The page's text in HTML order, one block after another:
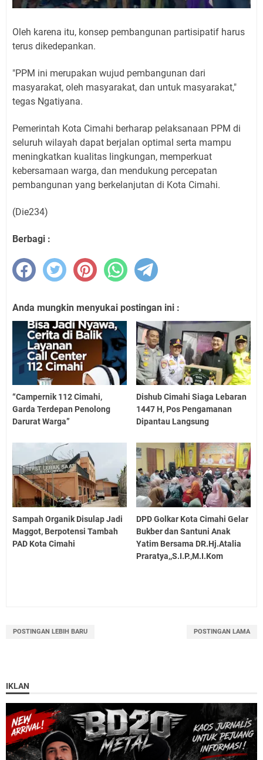
Oleh karena itu, konsep pembangunan partisipatif harus
terus dikedepankan.
"PPM ini merupakan wujud pembangunan dari
masyarakat, oleh masyarakat, dan untuk masyarakat,"
tegas Ngatiyana.
Pemerintah Kota Cimahi berharap pelaksanaan PPM di
seluruh wilayah dapat berjalan optimal serta mampu
meningkatkan kualitas lingkungan, memperkuat
kebersamaan warga, dan mendukung percepatan
pembangunan yang berkelanjutan di Kota Cimahi.
(Die234)
Berbagi :
Anda mungkin menyukai postingan ini :
“Campernik 112 Cimahi,
Garda Terdepan Penolong
Darurat Warga”
Dishub Cimahi Siaga Lebaran
1447 H, Pos Pengamanan
Dipantau Langsung
Sampah Organik Disulap Jadi
Maggot, Berpotensi Tambah
PAD Kota Cimahi
DPD Golkar Kota Cimahi Gelar
Bukber dan Santuni Anak
Yatim Bersama DR.Hj.Atalia
Praratya,,S.I.P.,M.I.Kom
POSTINGAN LEBIH BARU POSTINGAN LAMA
IKLAN